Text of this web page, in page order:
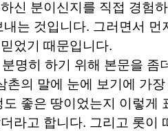
신 분이신지를 직접 경험
내는 것입니다. 그러면서 먼
었기 때문입니다.
명히 하기 위해 본문을 좀
촌의 말에 눈에 보기에 가
도 좋은 땅이었는지 이렇게
라고 합니다. 그리고 롯이